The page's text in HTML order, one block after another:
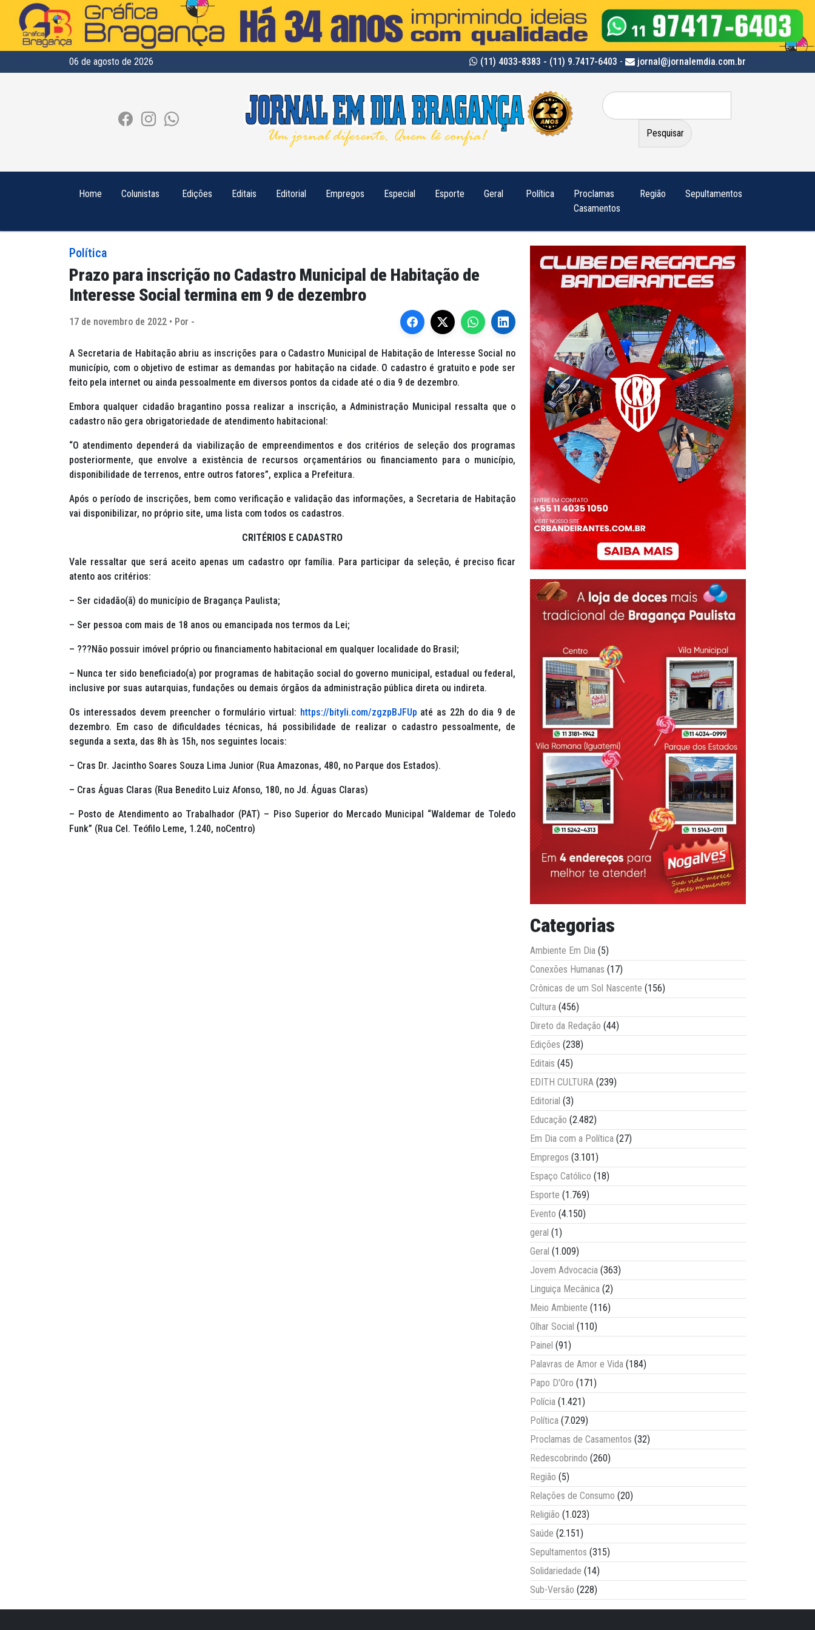
06 de agosto de 2026 (11) 4033-8383 - (11) 9.7417-6403 - jornal@jornalemdia.com.br
Pesquisar
por:
Home Colunistas Edições Editais Editorial Empregos Especial Esporte Geral Política
Proclamas
Casamentos
Região Sepultamentos
Política
Prazo para inscrição no Cadastro Municipal de Habitação de
Interesse Social termina em 9 de dezembro
17 de novembro de 2022 • Por -
A Secretaria de Habitação abriu as inscrições para o Cadastro Municipal de Habitação de Interesse Social no
município, com o objetivo de estimar as demandas por habitação na cidade. O cadastro é gratuito e pode ser
feito pela internet ou ainda pessoalmente em diversos pontos da cidade até o dia 9 de dezembro.
Embora qualquer cidadão bragantino possa realizar a inscrição, a Administração Municipal ressalta que o
cadastro não gera obrigatoriedade de atendimento habitacional:
“O atendimento dependerá da viabilização de empreendimentos e dos critérios de seleção dos programas
posteriormente, que envolve a existência de recursos orçamentários ou financiamento para o município,
disponibilidade de terrenos, entre outros fatores”, explica a Prefeitura.
Após o período de inscrições, bem como verificação e validação das informações, a Secretaria de Habitação
vai disponibilizar, no próprio site, uma lista com todos os cadastros.
CRITÉRIOS E CADASTRO
Vale ressaltar que será aceito apenas um cadastro opr família. Para participar da seleção, é preciso ficar
atento aos critérios:
– Ser cidadão(ã) do município de Bragança Paulista;
– Ser pessoa com mais de 18 anos ou emancipada nos termos da Lei;
– ???Não possuir imóvel próprio ou financiamento habitacional em qualquer localidade do Brasil;
– Nunca ter sido beneficiado(a) por programas de habitação social do governo municipal, estadual ou federal,
inclusive por suas autarquias, fundações ou demais órgãos da administração pública direta ou indireta.
Os interessados devem preencher o formulário virtual: https://bityli.com/zgzpBJFUp até as 22h do dia 9 de
dezembro. Em caso de dificuldades técnicas, há possibilidade de realizar o cadastro pessoalmente, de
segunda a sexta, das 8h às 15h, nos seguintes locais:
– Cras Dr. Jacintho Soares Souza Lima Junior (Rua Amazonas, 480, no Parque dos Estados).
– Cras Águas Claras (Rua Benedito Luiz Afonso, 180, no Jd. Águas Claras)
– Posto de Atendimento ao Trabalhador (PAT) – Piso Superior do Mercado Municipal “Waldemar de Toledo
Funk” (Rua Cel. Teófilo Leme, 1.240, noCentro)
Categorias
Ambiente Em Dia (5)
Conexões Humanas (17)
Crônicas de um Sol Nascente (156)
Cultura (456)
Direto da Redação (44)
Edições (238)
Editais (45)
EDITH CULTURA (239)
Editorial (3)
Educação (2.482)
Em Dia com a Política (27)
Empregos (3.101)
Espaço Católico (18)
Esporte (1.769)
Evento (4.150)
geral (1)
Geral (1.009)
Jovem Advocacia (363)
Linguiça Mecânica (2)
Meio Ambiente (116)
Olhar Social (110)
Painel (91)
Palavras de Amor e Vida (184)
Papo D'Oro (171)
Polícia (1.421)
Política (7.029)
Proclamas de Casamentos (32)
Redescobrindo (260)
Região (5)
Relações de Consumo (20)
Religião (1.023)
Saúde (2.151)
Sepultamentos (315)
Solidariedade (14)
Sub-Versão (228)